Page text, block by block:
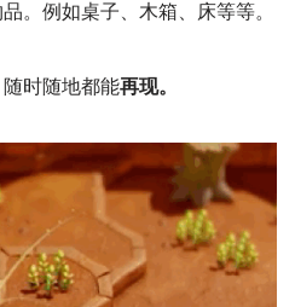
。例如桌子、木箱、床等等。
时随地都能再现。